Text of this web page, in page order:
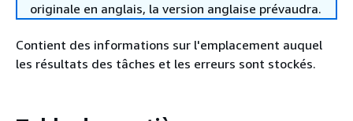
originale en anglais, la version anglaise prévaudra.
Contient des informations sur l'emplacement auquel
les résultats des tâches et les erreurs sont stockés.